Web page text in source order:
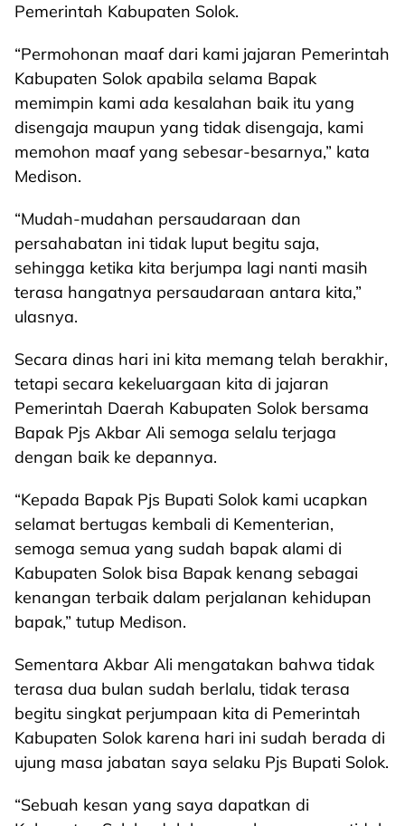
Pemerintah Kabupaten Solok.
“Permohonan maaf dari kami jajaran Pemerintah
Kabupaten Solok apabila selama Bapak
memimpin kami ada kesalahan baik itu yang
disengaja maupun yang tidak disengaja, kami
memohon maaf yang sebesar-besarnya,” kata
Medison.
“Mudah-mudahan persaudaraan dan
persahabatan ini tidak luput begitu saja,
sehingga ketika kita berjumpa lagi nanti masih
terasa hangatnya persaudaraan antara kita,”
ulasnya.
Secara dinas hari ini kita memang telah berakhir,
tetapi secara kekeluargaan kita di jajaran
Pemerintah Daerah Kabupaten Solok bersama
Bapak Pjs Akbar Ali semoga selalu terjaga
dengan baik ke depannya.
“Kepada Bapak Pjs Bupati Solok kami ucapkan
selamat bertugas kembali di Kementerian,
semoga semua yang sudah bapak alami di
Kabupaten Solok bisa Bapak kenang sebagai
kenangan terbaik dalam perjalanan kehidupan
bapak,” tutup Medison.
Sementara Akbar Ali mengatakan bahwa tidak
terasa dua bulan sudah berlalu, tidak terasa
begitu singkat perjumpaan kita di Pemerintah
Kabupaten Solok karena hari ini sudah berada di
ujung masa jabatan saya selaku Pjs Bupati Solok.
“Sebuah kesan yang saya dapatkan di